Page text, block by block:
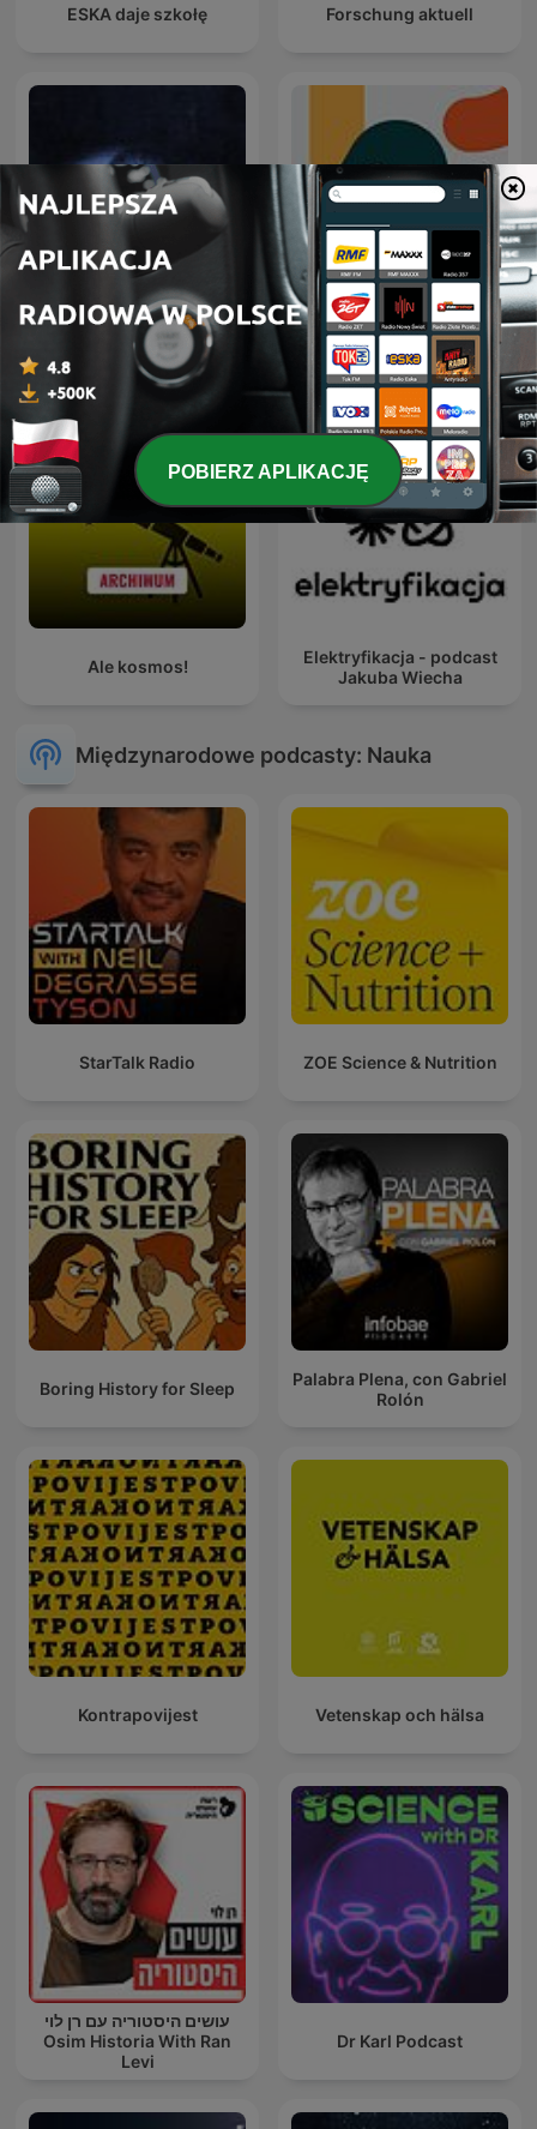
ESKA daje szkołę Forschung aktuell
Mowia Swiadkowie Entiende Tu Mente
Ale kosmos!
Elektryfikacja - podcast
Jakuba Wiecha
Międzynarodowe podcasty: Nauka
StarTalk Radio ZOE Science & Nutrition
Boring History for Sleep
Palabra Plena, con Gabriel
Rolón
Kontrapovijest Vetenskap och hälsa
עושים היסטוריה עם רן לוי
Osim Historia With Ran
Levi
Dr Karl Podcast
POBIERZ APLIKACJĘ